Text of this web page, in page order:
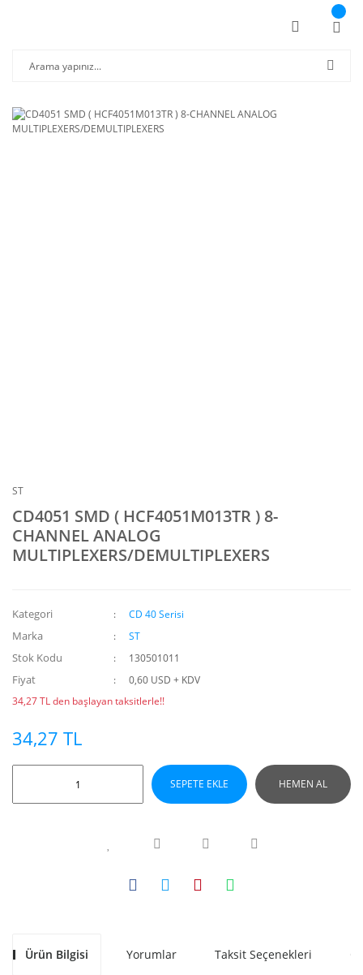
ST
CD4051 SMD ( HCF4051M013TR ) 8-
CHANNEL ANALOG
MULTIPLEXERS/DEMULTIPLEXERS
Kategori CD 40 Serisi
Marka ST
Stok Kodu 130501011
Fiyat
0,60 USD + KDV
34,27 TL den başlayan taksitlerle!!
34,27 TL
SEPETE EKLE HEMEN AL
Ürün Bilgisi Yorumlar Taksit Seçenekleri